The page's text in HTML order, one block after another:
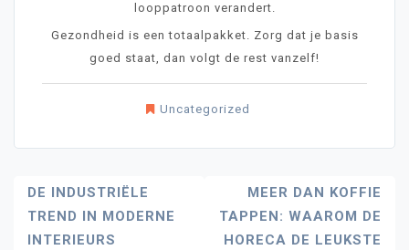
looppatroon verandert.
Gezondheid is een totaalpakket. Zorg dat je basis
goed staat, dan volgt de rest vanzelf!
Uncategorized
Bericht
Navigatie
DE INDUSTRIËLE
TREND IN MODERNE
INTERIEURS
MEER DAN KOFFIE
TAPPEN: WAAROM DE
HORECA DE LEUKSTE